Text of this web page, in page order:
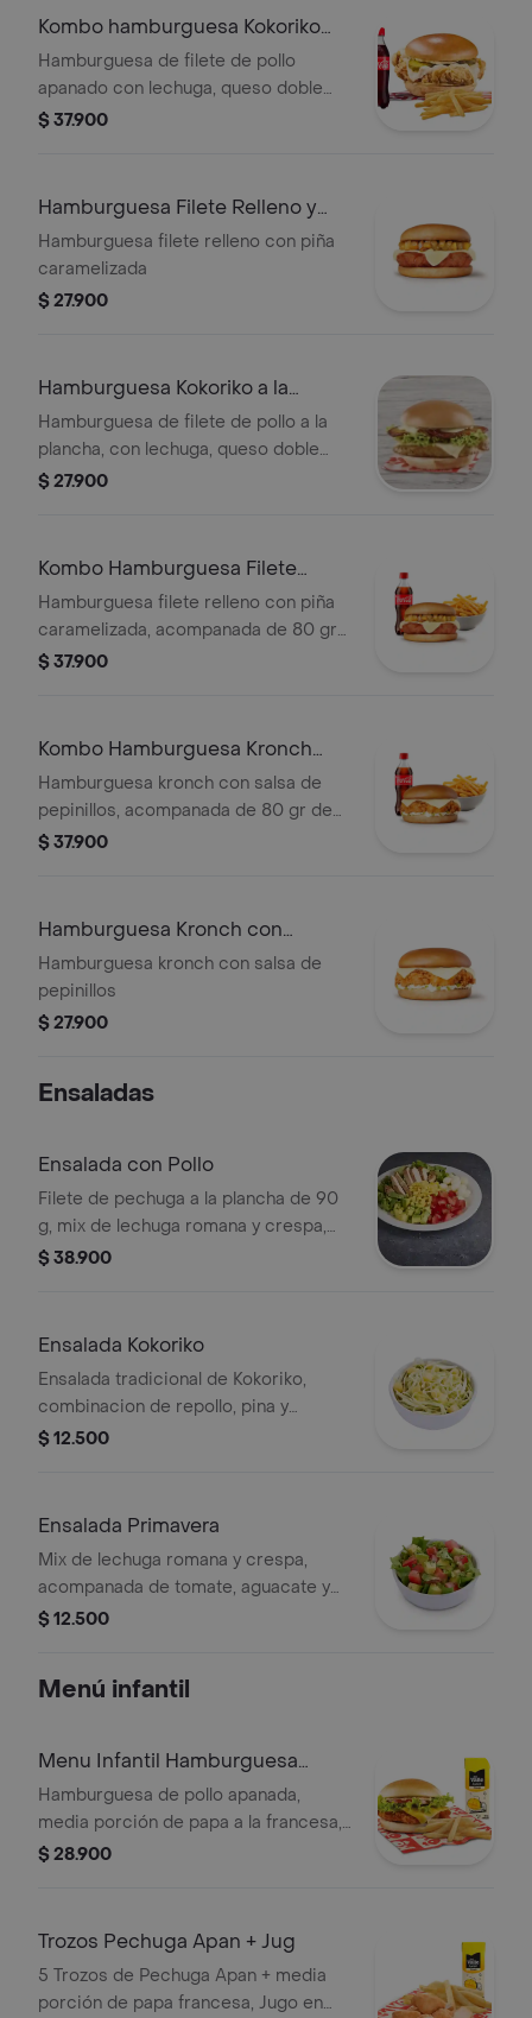
Kombo hamburguesa Kokoriko
apanada
Hamburguesa de filete de pollo
apanado con lechuga, queso doble
crema, maduritos y salsa
$ 37.900
Hamburguesa Filete Relleno y
pina
Hamburguesa filete relleno con piña
caramelizada
$ 27.900
Hamburguesa Kokoriko a la
plancha
Hamburguesa de filete de pollo a la
plancha, con lechuga, queso doble
crema, maduritos y 1 salsa de tu
$ 27.900
Kombo Hamburguesa Filete
Relleno y pina
Hamburguesa filete relleno con piña
caramelizada, acompanada de 80 gr
de papas a la francesa y gaseosa de
$ 37.900
Kombo Hamburguesa Kronch
con Pepinillo
Hamburguesa kronch con salsa de
pepinillos, acompanada de 80 gr de
papas a la francesa y gaseosa de 400
$ 37.900
Hamburguesa Kronch con
Pepinillo
Hamburguesa kronch con salsa de
pepinillos
$ 27.900
Ensaladas
Ensalada con Pollo
Filete de pechuga a la plancha de 90
g, mix de lechuga romana y crespa,
tomate, queso mozzarella, maiz dulce,
$ 38.900
Ensalada Kokoriko
Ensalada tradicional de Kokoriko,
combinacion de repollo, pina y
mayonesa de la casa.
$ 12.500
Ensalada Primavera
Mix de lechuga romana y crespa,
acompanada de tomate, aguacate y
cilantro.
$ 12.500
Menú infantil
Menu Infantil Hamburguesa
apanada
Hamburguesa de pollo apanada,
media porción de papa a la francesa,
una Coca cola 400ml, un juguete o
$ 28.900
Trozos Pechuga Apan + Jug
5 Trozos de Pechuga Apan + media
porción de papa francesa, Jugo en